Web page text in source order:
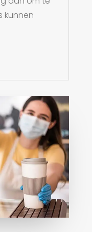
kunnen